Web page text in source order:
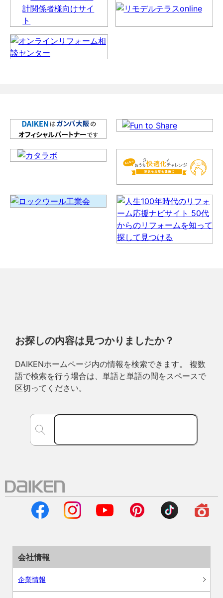
お探しの内容は見つかりましたか？
DAIKENホームページ内の情報を検索できます。 複数
語で検索を行う場合は、単語と単語の間をスペースで
区切ってください。
会社情報
企業情報